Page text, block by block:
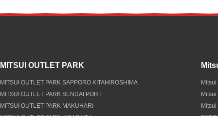
MITSUI OUTLET PARK
MITSUI OUTLET PARK SAPPORO KITAHIROSHIMA
MITSUI OUTLET PARK SENDAI PORT
MITSUI OUTLET PARK MAKUHARI
Mitsui
Mitsui